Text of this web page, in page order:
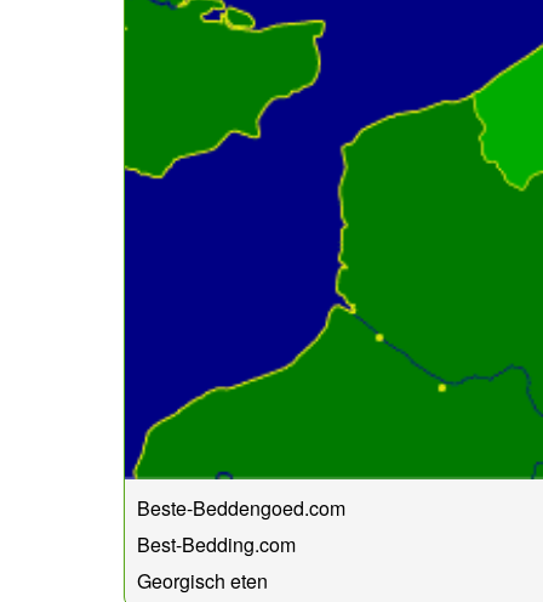
Beste-Beddengoed.com
Best-Bedding.com
Georgisch eten